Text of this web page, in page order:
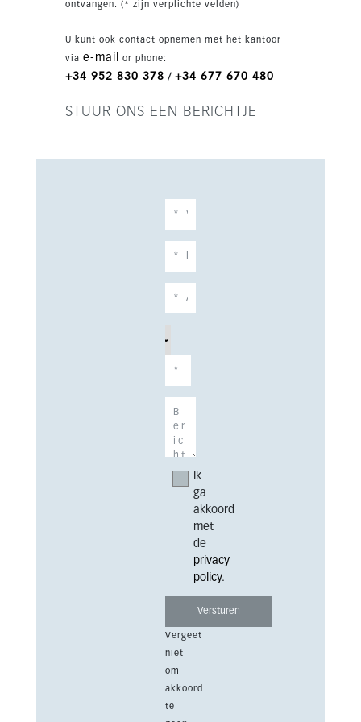
vervoer, scholen en parken ligt. Oplevering in
wie een moderne nieuwbouwwoning in Mijas
ontvangen. (* zijn verplichte velden)
U kunt ook contact opnemen met het kantoor
via e-mail or phone:
+34 952 830 378 / +34 677 670 480
STUUR ONS EEN BERICHTJE
Ik
ga
akkoord
met
de
privacy
policy.
Vergeet
niet
om
akkoord
te